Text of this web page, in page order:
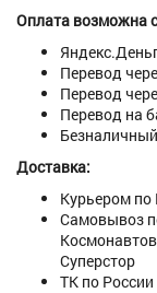
Оплата возможна
Перевод
Перевод
Перевод на
Доставка:
Курьером
Самовывоз
Суперстор
ТК по России